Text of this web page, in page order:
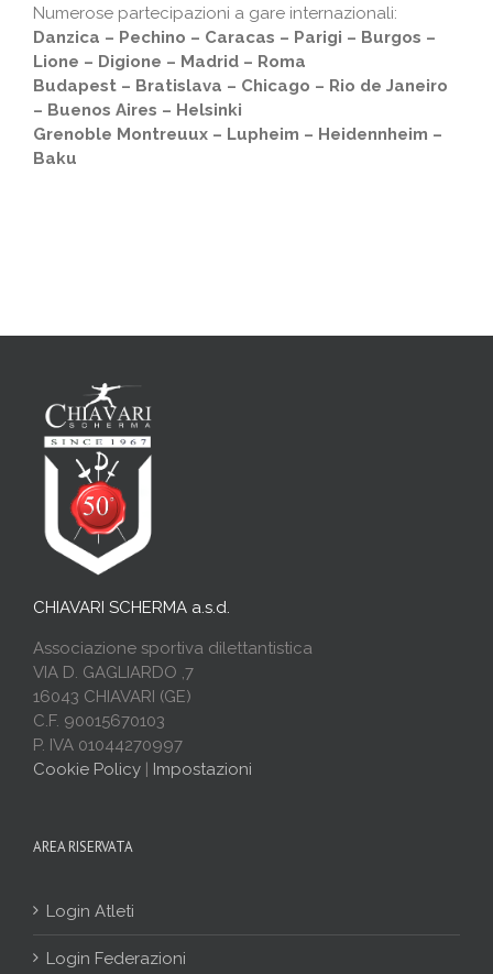
Numerose partecipazioni a gare internazionali:
Danzica – Pechino – Caracas – Parigi – Burgos –
Lione – Digione – Madrid – Roma
Budapest – Bratislava – Chicago – Rio de Janeiro
– Buenos Aires – Helsinki
Grenoble Montreuux – Lupheim – Heidennheim –
Baku
CHIAVARI SCHERMA a.s.d.
Associazione sportiva dilettantistica
VIA D. GAGLIARDO ,7
16043 CHIAVARI (GE)
C.F. 90015670103
P. IVA 01044270997
Cookie Policy | Impostazioni
AREA RISERVATA
Login Atleti
Login Federazioni